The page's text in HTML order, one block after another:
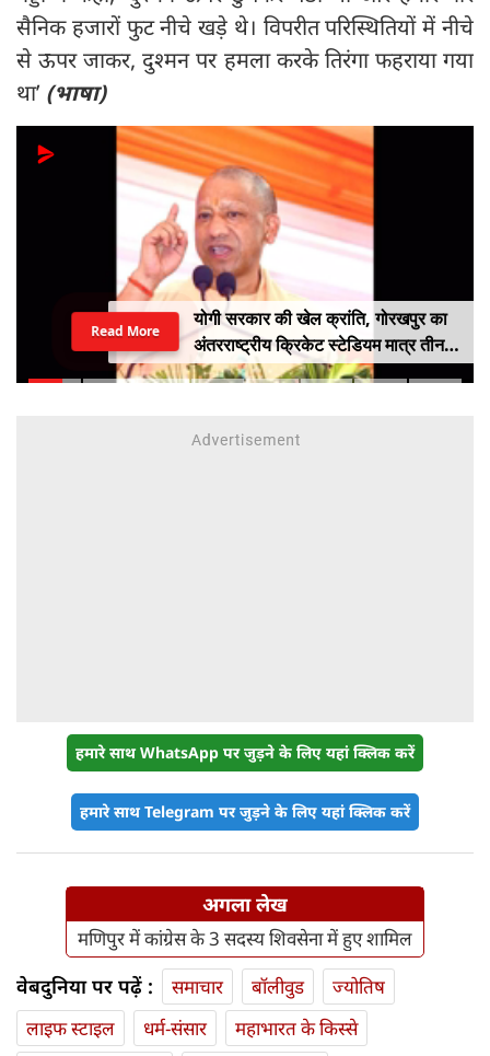
सैनिक हजारों फुट नीचे खड़े थे। विपरीत परिस्थितियों में नीचे
से ऊपर जाकर, दुश्मन पर हमला करके तिरंगा फहराया गया
था’ (भाषा)
योगी सरकार की खेल क्रांति, गोरखपुर का
अंतरराष्ट्रीय क्रिकेट स्टेडियम मात्र तीन
महीने में लगभग 20% तैयार
Read More
हमारे साथ WhatsApp पर जुड़ने के लिए यहां क्लिक करें
हमारे साथ Telegram पर जुड़ने के लिए यहां क्लिक करें
अगला लेख
मणिपुर में कांग्रेस के 3 सदस्य शिवसेना में हुए शामिल
वेबदुनिया पर पढ़ें : समाचार बॉलीवुड
ज्योतिष
लाइफ स्‍टाइल
धर्म-संसार
महाभारत के किस्से